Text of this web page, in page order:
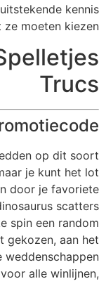
kennis
moeten kiezen.
Trucs
op dit soort
je kunt het lot
door je favoriete
scatters
spin een random
gekozen, aan het
weddenschappen
alle winlijnen,